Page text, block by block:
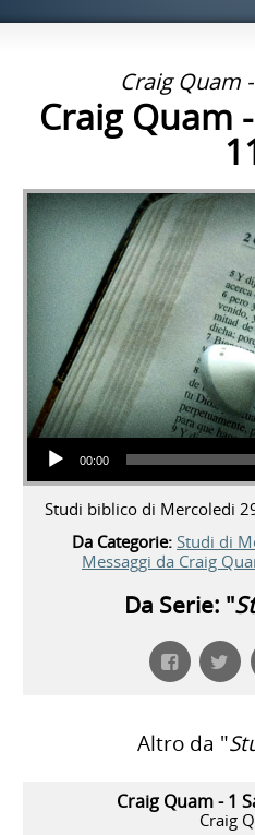
Craig Quam
Craig Quam
Audio Player
00:00
Studi biblico di Mercoledi
Da Categorie: Studi di
Messaggi da Craig
Da Serie: "
Altro da "
Craig Quam - 1
Craig